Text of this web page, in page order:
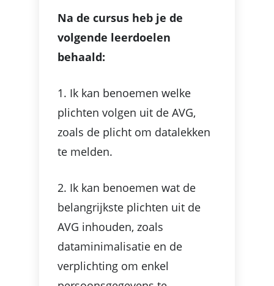
Na de cursus heb je de
volgende leerdoelen
behaald:
1. Ik kan benoemen welke
plichten volgen uit de AVG,
zoals de plicht om datalekken
te melden.
2. Ik kan benoemen wat de
belangrijkste plichten uit de
AVG inhouden, zoals
dataminimalisatie en de
verplichting om enkel